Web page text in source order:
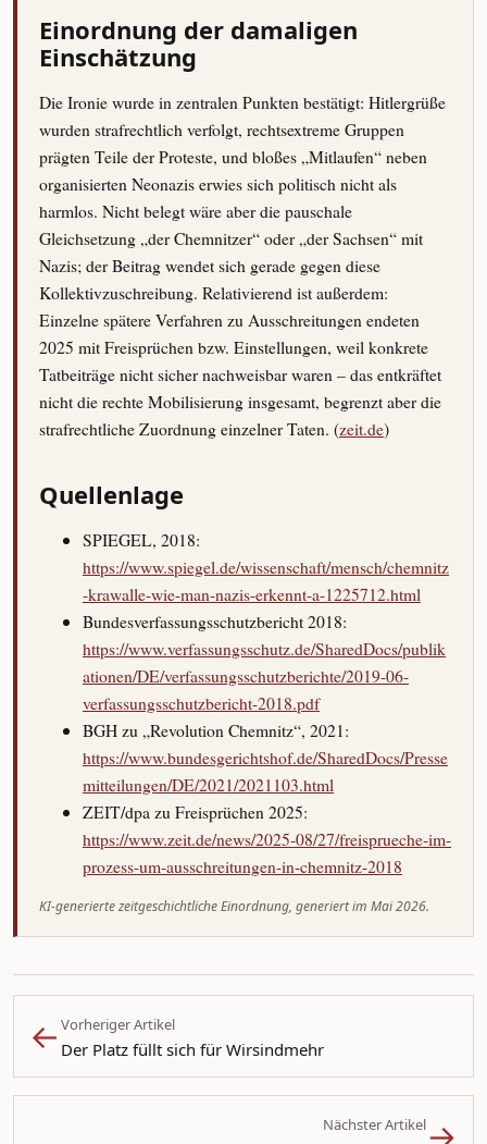
Einordnung der damaligen
Einschätzung
Die Ironie wurde in zentralen Punkten bestätigt: Hitlergrüße
wurden strafrechtlich verfolgt, rechtsextreme Gruppen
prägten Teile der Proteste, und bloßes „Mitlaufen“ neben
organisierten Neonazis erwies sich politisch nicht als
harmlos. Nicht belegt wäre aber die pauschale
Gleichsetzung „der Chemnitzer“ oder „der Sachsen“ mit
Nazis; der Beitrag wendet sich gerade gegen diese
Kollektivzuschreibung. Relativierend ist außerdem:
Einzelne spätere Verfahren zu Ausschreitungen endeten
2025 mit Freisprüchen bzw. Einstellungen, weil konkrete
Tatbeiträge nicht sicher nachweisbar waren – das entkräftet
nicht die rechte Mobilisierung insgesamt, begrenzt aber die
strafrechtliche Zuordnung einzelner Taten. (zeit.de)
Quellenlage
SPIEGEL, 2018:
https://www.spiegel.de/wissenschaft/mensch/chemnitz
-krawalle-wie-man-nazis-erkennt-a-1225712.html
Bundesverfassungsschutzbericht 2018:
https://www.verfassungsschutz.de/SharedDocs/publik
ationen/DE/verfassungsschutzberichte/2019-06-
verfassungsschutzbericht-2018.pdf
BGH zu „Revolution Chemnitz“, 2021:
https://www.bundesgerichtshof.de/SharedDocs/Presse
mitteilungen/DE/2021/2021103.html
ZEIT/dpa zu Freisprüchen 2025:
https://www.zeit.de/news/2025-08/27/freisprueche-im-
prozess-um-ausschreitungen-in-chemnitz-2018
KI-generierte zeitgeschichtliche Einordnung, generiert im Mai 2026.
← Vorheriger Artikel
Der Platz füllt sich für Wirsindmehr
Nächster Artikel